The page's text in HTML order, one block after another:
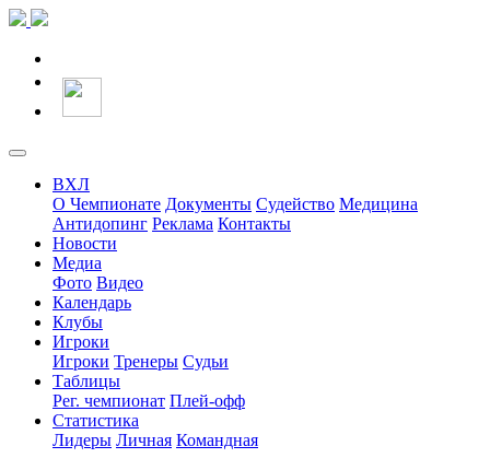
ВХЛ
О Чемпионате Документы Судейство Медицина
Антидопинг Реклама Контакты
Новости
Медиа
Фото Видео
Календарь
Клубы
Игроки
Игроки Тренеры Судьи
Таблицы
Рег. чемпионат Плей-офф
Статистика
Лидеры Личная Командная